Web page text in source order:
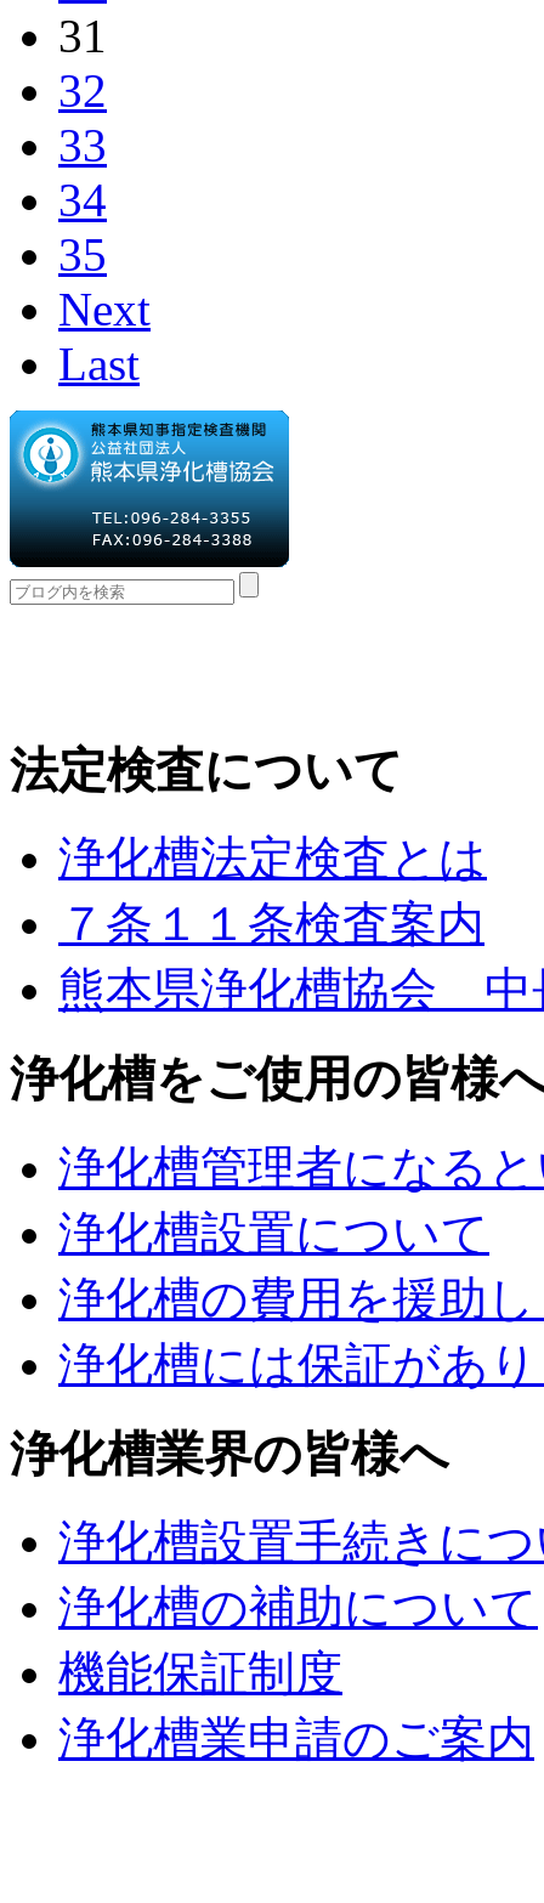
31
32
33
34
35
Next
Last
法定検査について
浄化槽法定検査とは
７条１１条検査案内
熊本県浄化槽協会 中
浄化槽をご使用の皆様
浄化槽管理者になる
浄化槽設置について
浄化槽の費用を援助
浄化槽には保証があ
浄化槽業界の皆様へ
浄化槽設置手続きに
浄化槽の補助について
機能保証制度
浄化槽業申請のご案内